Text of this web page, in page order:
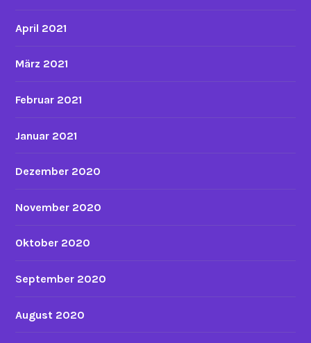
April 2021
März 2021
Februar 2021
Januar 2021
Dezember 2020
November 2020
Oktober 2020
September 2020
August 2020